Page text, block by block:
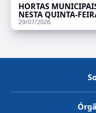
HORTAS
NESTA QUINTA-
29/07/2026